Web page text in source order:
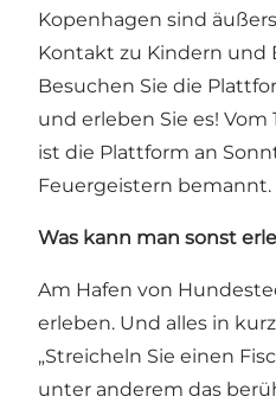
Kopenhagen sind
Kontakt zu Kindern und
Besuchen Sie die
und erleben Sie es! Vom
ist die Plattform an
Feuergeistern bemannt.
Was kann man sonst
Am Hafen von
erleben. Und alles in
„Streicheln Sie einen
unter anderem das